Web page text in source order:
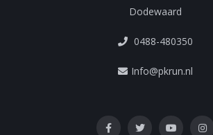
Dodewaard
0488-480350
Info@pkrun.nl